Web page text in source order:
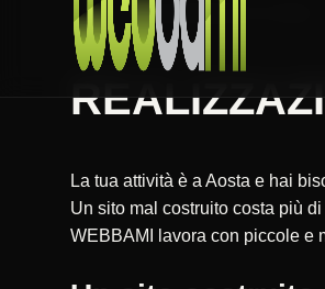
HOME REALIZZAZIONE SITI WEB
La tua attività è a Aosta e hai
Un sito mal costruito costa più
WEBBAMI lavora con piccole e